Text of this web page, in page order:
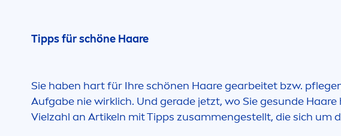
Tipps für schöne Haare
Sie haben hart für Ihre schönen Haare gearbeitet bzw.
Aufgabe nie wirklich. Und gerade jetzt, wo Sie gesunde Haare
Vielzahl an Artikeln mit Tipps zusammengestellt, die sich um